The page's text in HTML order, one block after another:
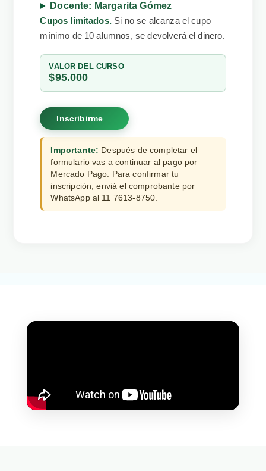
Docente: Margarita Gómez
Cupos limitados.Si no se alcanza el cupo
mínimo de 10 alumnos, se devolverá el dinero.
VALOR DEL CURSO
$95.000
Inscribirme
Importante: Después de completar el
formulario vas a continuar al pago por
Mercado Pago. Para confirmar tu
inscripción, enviá el comprobante por
WhatsApp al 11 7613-8750.